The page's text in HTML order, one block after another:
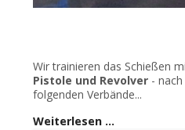
Wir trainieren das Schießen
Pistole und Revolver -
folgenden Verbände...
Weiterlesen …